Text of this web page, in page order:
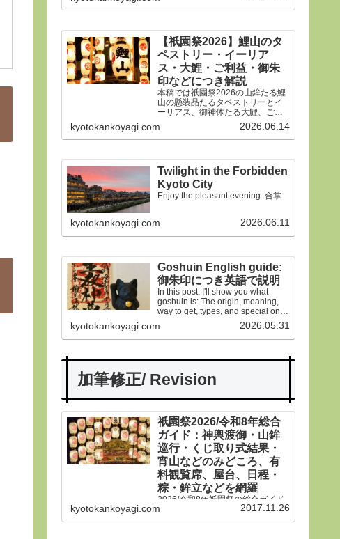
【祇園祭2026】鯉山のタ
ペストリー・イーリア
ス・大鯉・ご利益・御朱
印などにつき解説
本稿では祇園祭2026の山鉾たる鯉
山の懸装品たるタペストリーとイ
ーリアス、御神体たる大鯉、ご利
益、御朱印などにつき詳細に解説
申しあげます。合掌
kyotokankoyagi.com 2026.06.14
Twilight in the Forbidden
Kyoto City
Enjoy the pleasant evening. 合掌
kyotokankoyagi.com 2026.06.11
Goshuin English guide:
御朱印につき英語で説明
In this post, I'll show you what
goshuin is: The origin, meaning,
way to get, types, and special ones
in Gion Matsuri festival.
kyotokankoyagi.com 2026.05.31
加筆修正/ Revision
祇園祭2026/令和8年総合
ガイド：神輿渡御・山鉾
巡行・くじ取り式結果・
宵山などのみどころ、有
料観覧席、屋台、日程・
粽・鉾立などを網羅
2026/令和8年祇園祭の総合ガイド
です。本年は神輿渡御、山鉾巡
kyotokankoyagi.com 2017.11.26